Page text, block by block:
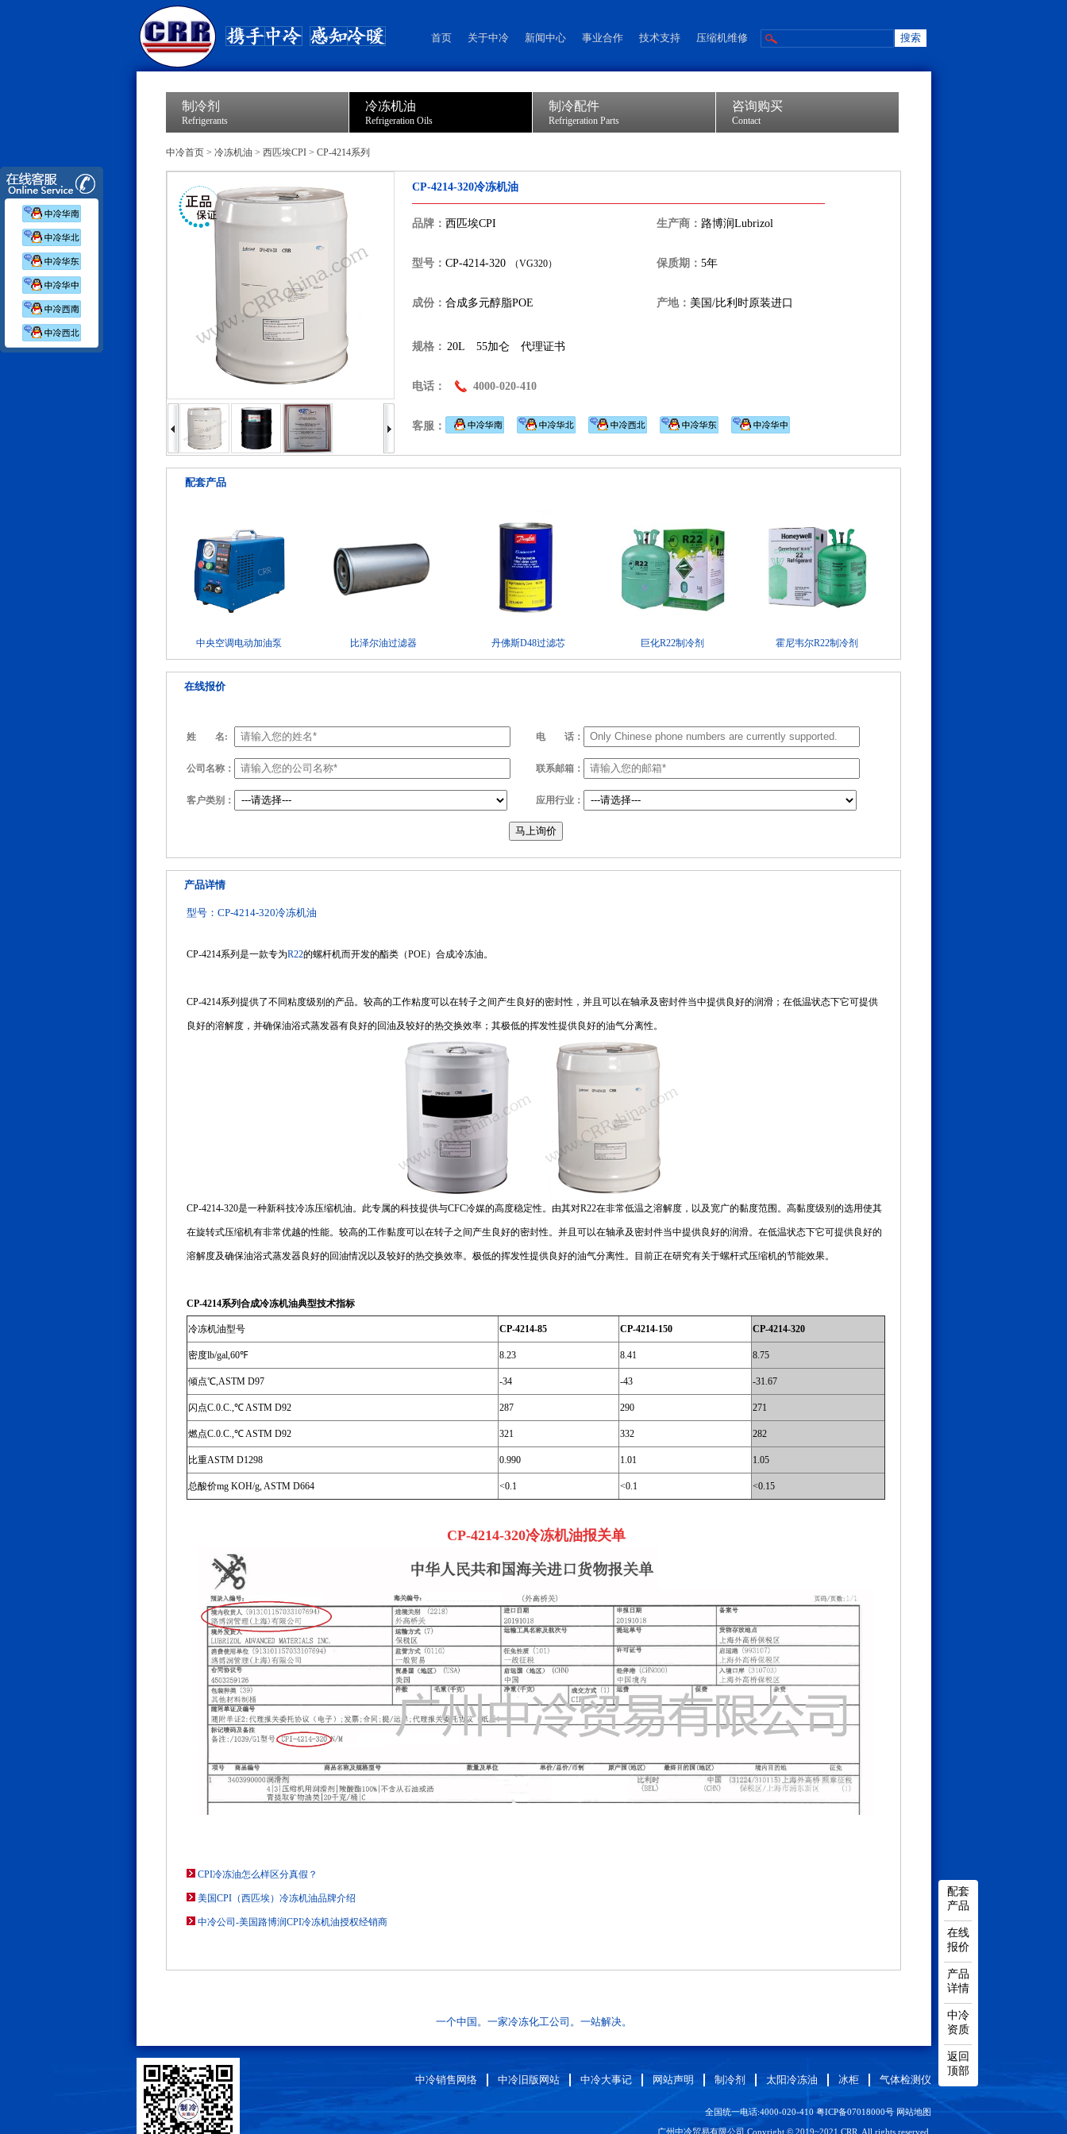
首页 关于中冷 新闻中心 事业合作 技术支持 压缩机维修
制冷剂
Refrigerants
冷冻机油
Refrigeration Oils
制冷配件
Refrigeration Parts
咨询购买
Contact
中冷首页 > 冷冻机油 > 西匹埃CPI > CP-4214系列
CP-4214-320冷冻机油
品牌： 西匹埃CPI 生产商： 路博润Lubrizol
型号： CP-4214-320 （VG320） 保质期： 5年
成份： 合成多元醇脂POE 产地： 美国/比利时原装进口
规格： 20L 55加仑 代理证书
电话： 4000-020-410
客服：
配套产品
中央空调电动加油泵 比泽尔油过滤器 丹佛斯D48过滤芯 巨化R22制冷剂 霍尼韦尔R22制冷剂
在线报价
姓 名: 电 话：
公司名称： 联系邮箱：
客户类别： 应用行业：
马上询价
产品详情
型号：CP-4214-320冷冻机油
CP-4214系列是一款专为R22的螺杆机而开发的酯类（POE）合成冷冻油。
CP-4214系列提供了不同粘度级别的产品。较高的工作粘度可以在转子之间产生良好的密封性，并且可以在轴承及密封件当中提供良好的润滑；在低温状态下它可提供
良好的溶解度，并确保油浴式蒸发器有良好的回油及较好的热交换效率；其极低的挥发性提供良好的油气分离性。
CP-4214-320是一种新科技冷冻压缩机油。此专属的科技提供与CFC冷媒的高度稳定性。由其对R22在非常低温之溶解度，以及宽广的黏度范围。高黏度级别的选用使其
在旋转式压缩机有非常优越的性能。较高的工作黏度可以在转子之间产生良好的密封性。并且可以在轴承及密封件当中提供良好的润滑。在低温状态下它可提供良好的
溶解度及确保油浴式蒸发器良好的回油情况以及较好的热交换效率。极低的挥发性提供良好的油气分离性。目前正在研究有关于螺杆式压缩机的节能效果。
CP-4214系列合成冷冻机油典型技术指标
冷冻机油型号 CP-4214-85 CP-4214-150 CP-4214-320
密度lb/gal,60℉ 8.23 8.41 8.75
倾点℃,ASTM D97 -34 -43 -31.67
闪点C.0.C.,℃ ASTM D92 287 290 271
燃点C.0.C.,℃ ASTM D92 321 332 282
比重ASTM D1298 0.990 1.01 1.05
总酸价mg KOH/g, ASTM D664 <0.1 <0.1 <0.15
CP-4214-320冷冻机油报关单
CPI冷冻油怎么样区分真假？
美国CPI（西匹埃）冷冻机油品牌介绍
中冷公司-美国路博润CPI冷冻机油授权经销商
一个中国。一家冷冻化工公司。一站解决。
配套
产品
在线
报价
产品
详情
中冷
资质
返回
顶部
中冷销售网络 中冷旧版网站 中冷大事记 网站声明 制冷剂 太阳冷冻油 冰柜 气体检测仪
全国统一电话:4000-020-410 粤ICP备07018000号 网站地图
广州中冷贸易有限公司 Copyright © 2019~2021 CRR. All rights reserved.